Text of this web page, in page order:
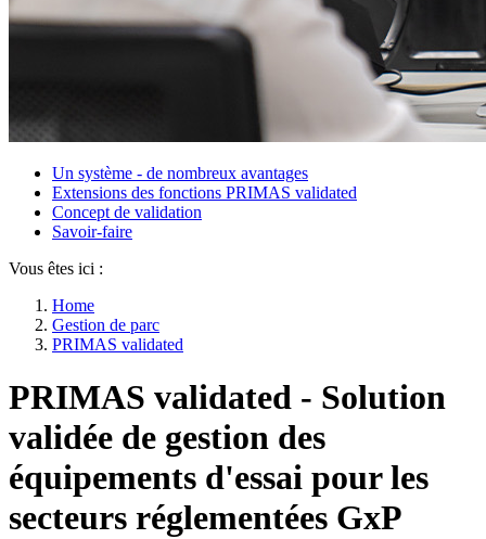
Un système - de nombreux avantages
Extensions des fonctions PRIMAS validated
Concept de validation
Savoir-faire
Vous êtes ici :
Home
Gestion de parc
PRIMAS validated
PRIMAS validated - Solution
validée de gestion des
équipements d'essai pour les
secteurs réglementées GxP